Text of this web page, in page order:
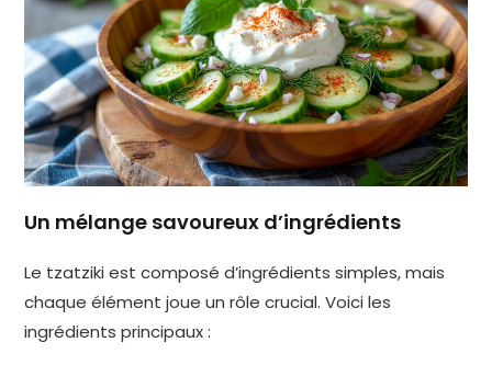
Un mélange savoureux d’ingrédients
Le tzatziki est composé d’ingrédients simples, mais
chaque élément joue un rôle crucial. Voici les
ingrédients principaux :